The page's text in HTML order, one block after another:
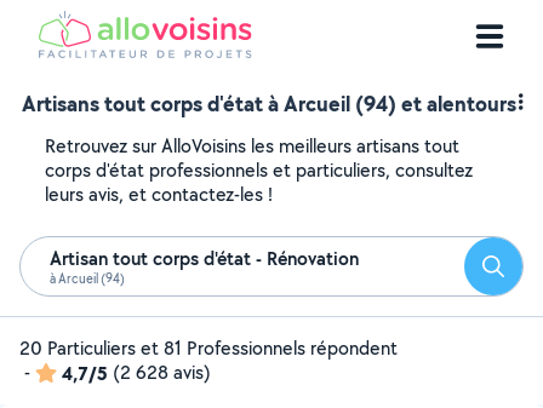
Artisans tout corps d'état à Arcueil (94) et alentours
Retrouvez sur AlloVoisins les meilleurs artisans tout
corps d'état professionnels et particuliers, consultez
leurs avis, et contactez-les !
Artisan tout corps d'état - Rénovation
à Arcueil (94)
20 Particuliers et 81 Professionnels répondent
-
4,7/5 (2 628 avis)